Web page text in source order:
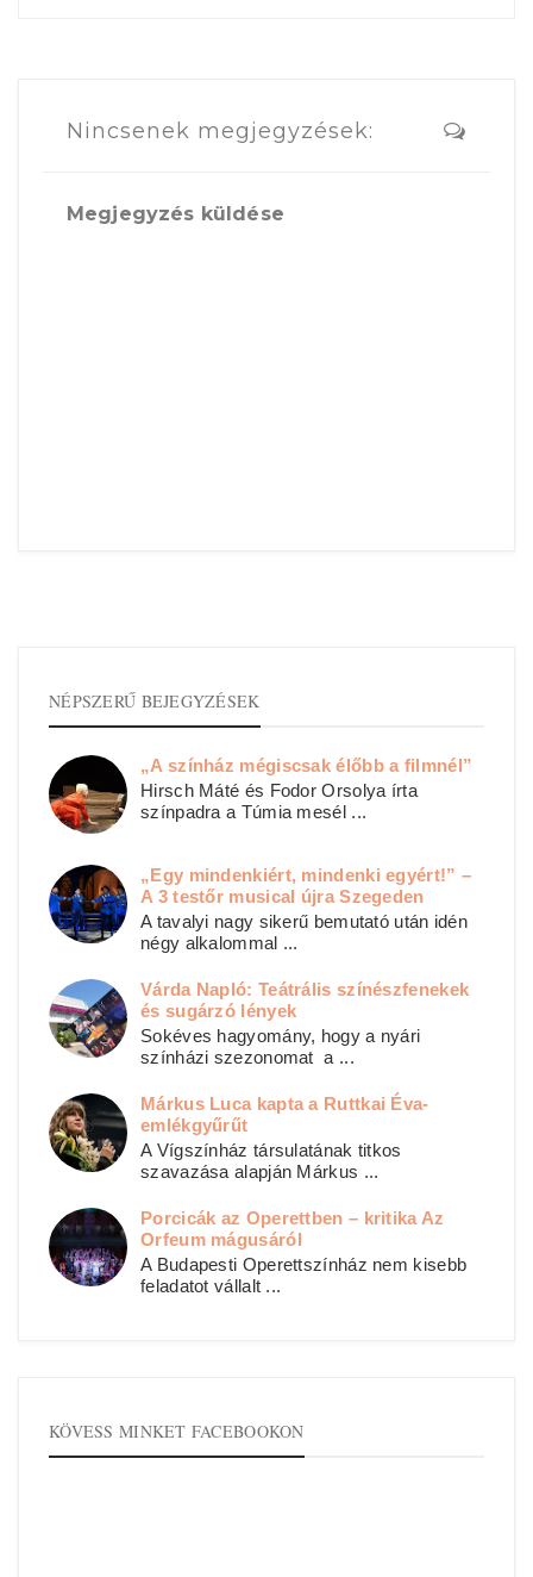
Nincsenek megjegyzések:
Megjegyzés küldése
NÉPSZERŰ BEJEGYZÉSEK
„A színház mégiscsak élőbb a filmnél”
Hirsch Máté és Fodor Orsolya írta
színpadra a Túmia mesél ...
„Egy mindenkiért, mindenki egyért!” –
A 3 testőr musical újra Szegeden
A tavalyi nagy sikerű bemutató után idén
négy alkalommal ...
Várda Napló: Teátrális színészfenekek
és sugárzó lények
Sokéves hagyomány, hogy a nyári
színházi szezonomat a ...
Márkus Luca kapta a Ruttkai Éva-
emlékgyűrűt
A Vígszínház társulatának titkos
szavazása alapján Márkus ...
Porcicák az Operettben – kritika Az
Orfeum mágusáról
A Budapesti Operettszínház nem kisebb
feladatot vállalt ...
KÖVESS MINKET FACEBOOKON